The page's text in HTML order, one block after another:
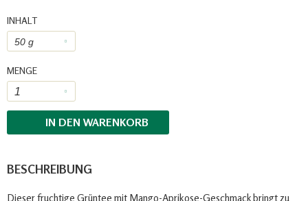
INHALT
MENGE
IN DEN WARENKORB
BESCHREIBUNG
Dieser fruchtige Grüntee mit Mango-Aprikose-Geschmack bringt zu